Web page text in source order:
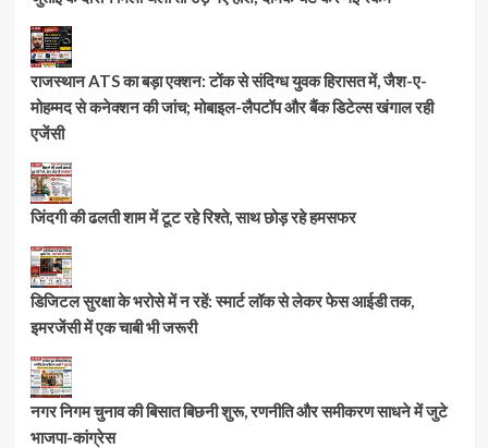
राजस्थान ATS का बड़ा एक्शन: टोंक से संदिग्ध युवक हिरासत में, जैश-ए-
मोहम्मद से कनेक्शन की जांच; मोबाइल-लैपटॉप और बैंक डिटेल्स खंगाल रही
एजेंसी
जिंदगी की ढलती शाम में टूट रहे रिश्ते, साथ छोड़ रहे हमसफर
डिजिटल सुरक्षा के भरोसे में न रहें: स्मार्ट लॉक से लेकर फेस आईडी तक,
इमरजेंसी में एक चाबी भी जरूरी
नगर निगम चुनाव की बिसात बिछनी शुरू, रणनीति और समीकरण साधने में जुटे
भाजपा-कांग्रेस